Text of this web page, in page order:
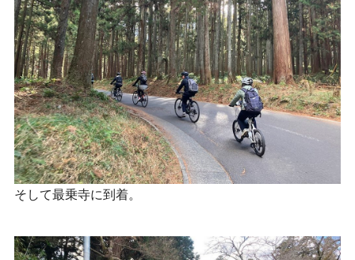
そして最乗寺に到着。